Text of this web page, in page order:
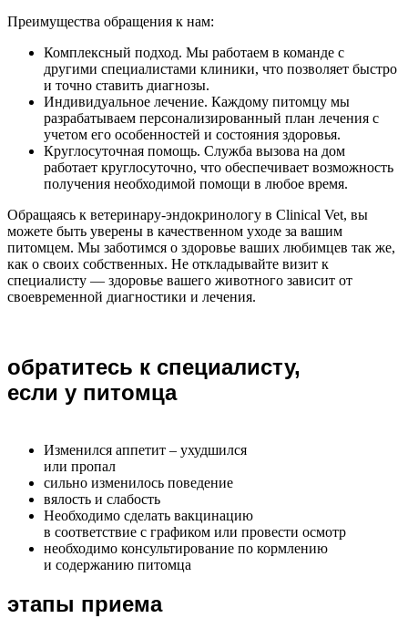
Преимущества обращения к нам:
Комплексный подход. Мы работаем в команде с
другими специалистами клиники, что позволяет быстро
и точно ставить диагнозы.
Индивидуальное лечение. Каждому питомцу мы
разрабатываем персонализированный план лечения с
учетом его особенностей и состояния здоровья.
Круглосуточная помощь. Служба вызова на дом
работает круглосуточно, что обеспечивает возможность
получения необходимой помощи в любое время.
Обращаясь к ветеринару-эндокринологу в Clinical Vet, вы
можете быть уверены в качественном уходе за вашим
питомцем. Мы заботимся о здоровье ваших любимцев так же,
как о своих собственных. Не откладывайте визит к
специалисту — здоровье вашего животного зависит от
своевременной диагностики и лечения.
обратитесь к специалисту,
если у питомца
Изменился аппетит – ухудшился
или пропал
сильно изменилось поведение
вялость и слабость
Необходимо сделать вакцинацию
в соответствие с графиком или провести осмотр
необходимо консультирование по кормлению
и содержанию питомца
этапы приема